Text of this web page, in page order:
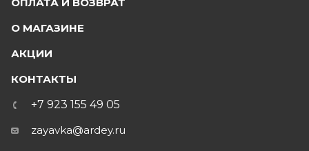
О МАГАЗИНЕ
АКЦИИ
КОНТАКТЫ
+7 923 155 49 05
zayavka@ardey.ru